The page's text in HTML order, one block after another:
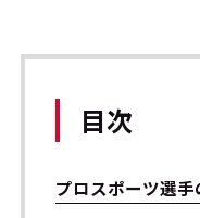
目次
プロスポーツ選